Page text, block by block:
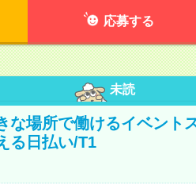
応募する
未読
な場所で働けるイベン
る日払い/T1